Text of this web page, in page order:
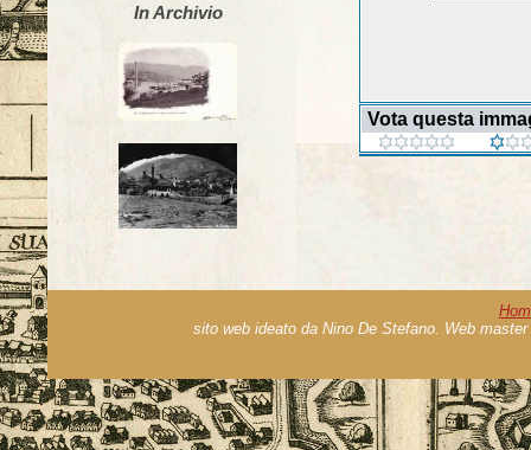
In Archivio
Vota questa
sito web ideato da Nino De Stefano. Web